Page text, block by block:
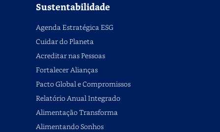
Sustentabilidade
Agenda Estratégica ESG
Cuidar do Planeta
Acreditar nas Pessoas
Fortalecer Alianças
Pacto Global e Compromissos
Relatório Anual Integrado
Alimentação Transforma
Alimentando Sonhos